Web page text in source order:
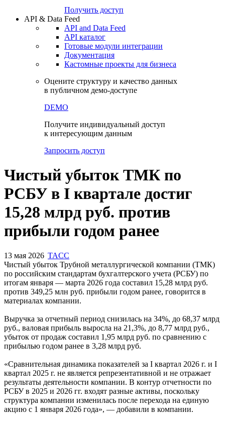
Получить доступ
API & Data Feed
API and Data Feed
API каталог
Готовые модули интеграции
Документация
Кастомные проекты для бизнеса
Оцените структуру и качество данных
в публичном демо-доступе
DEMO
Получите индивидуальный доступ
к интересующим данным
Запросить доступ
Чистый убыток ТМК по
РСБУ в I квартале достиг
15,28 млрд руб. против
прибыли годом ранее
13 мая 2026 TACC
Чистый убыток Трубной металлургической компании (ТМК)
по российским стандартам бухгалтерского учета (РСБУ) по
итогам января — марта 2026 года составил 15,28 млрд руб.
против 349,25 млн руб. прибыли годом ранее, говорится в
материалах компании.
Выручка за отчетный период снизилась на 34%, до 68,37 млрд
руб., валовая прибыль выросла на 21,3%, до 8,77 млрд руб.,
убыток от продаж составил 1,95 млрд руб. по сравнению с
прибылью годом ранее в 3,28 млрд руб.
«Сравнительная динамика показателей за I квартал 2026 г. и I
квартал 2025 г. не является репрезентативной и не отражает
результаты деятельности компании. В контур отчетности по
РСБУ в 2025 и 2026 гг. входят разные активы, поскольку
структура компании изменилась после перехода на единую
акцию с 1 января 2026 года», — добавили в компании.